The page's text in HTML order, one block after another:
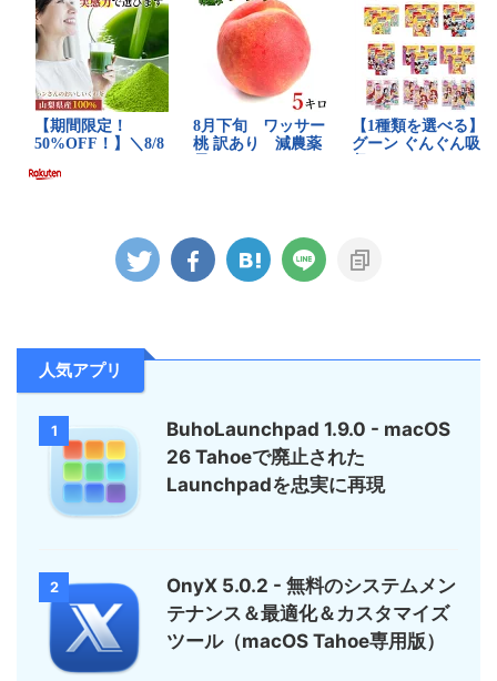
人気アプリ
1
BuhoLaunchpad 1.9.0 - macOS
26 Tahoeで廃止された
Launchpadを忠実に再現
2
OnyX 5.0.2 - 無料のシステムメン
テナンス＆最適化＆カスタマイズ
ツール（macOS Tahoe専用版）